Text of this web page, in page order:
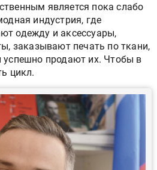
является пока слабо
индустрия, где
одежду и аксессуары,
заказывают печать по ткани,
продают их. Чтобы в
цикл.